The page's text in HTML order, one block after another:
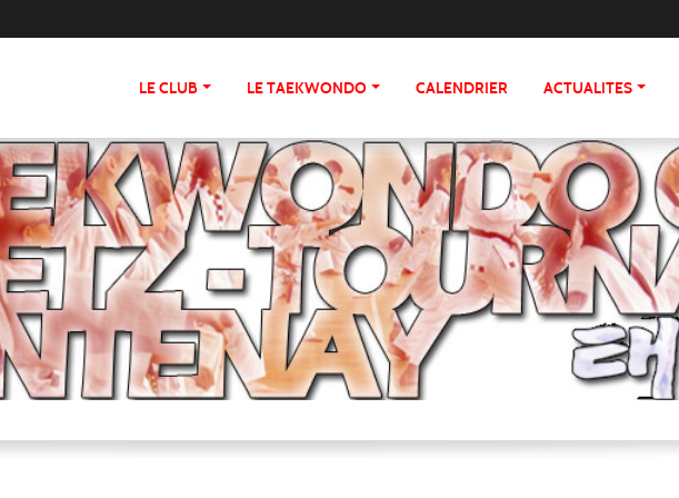
LE CLUB LE TAEKWONDO CALENDRIER ACTUALITES